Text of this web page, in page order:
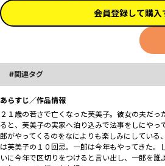
会員登録して購入
関連タグ
あらすじ／作品情報
２１歳の若さで亡くなった芙美子。彼女の夫だ
ると、芙美子の実家へ泊り込みで法事をしにやっ
郎がやってくるのをなによりも楽しみにしている
は芙美子の１０回忌。一郎は今年もやってきた。
いに今年で区切りをつけると言い出し、一郎を誰